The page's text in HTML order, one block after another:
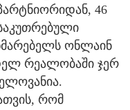
46
ონლაინ
რეალობაში ჯერ
რომ